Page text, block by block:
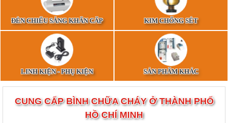
ĐÈN CHIẾU SÁNG KHẨN CẤP KIM CHỐNG SÉT
LINH KIỆN - PHỤ KIỆN SẢN PHẨM KHÁC
CUNG CẤP BÌNH CHỮA CHÁY Ở THÀNH PHỐ
HỒ CHÍ MINH